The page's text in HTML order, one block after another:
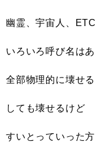
幽霊、宇宙人、ETC
いろいろ呼び名は
全部物理的に壊せ
しても壊せるけど
すいとっていった